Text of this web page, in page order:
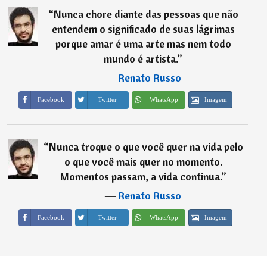
“Nunca chore diante das pessoas que não
entendem o significado de suas lágrimas
porque amar é uma arte mas nem todo
mundo é artista.”
―Renato Russo
Facebook Twitter WhatsApp Imagem
“Nunca troque o que você quer na vida pelo
o que você mais quer no momento.
Momentos passam, a vida continua.”
―Renato Russo
Facebook Twitter WhatsApp Imagem